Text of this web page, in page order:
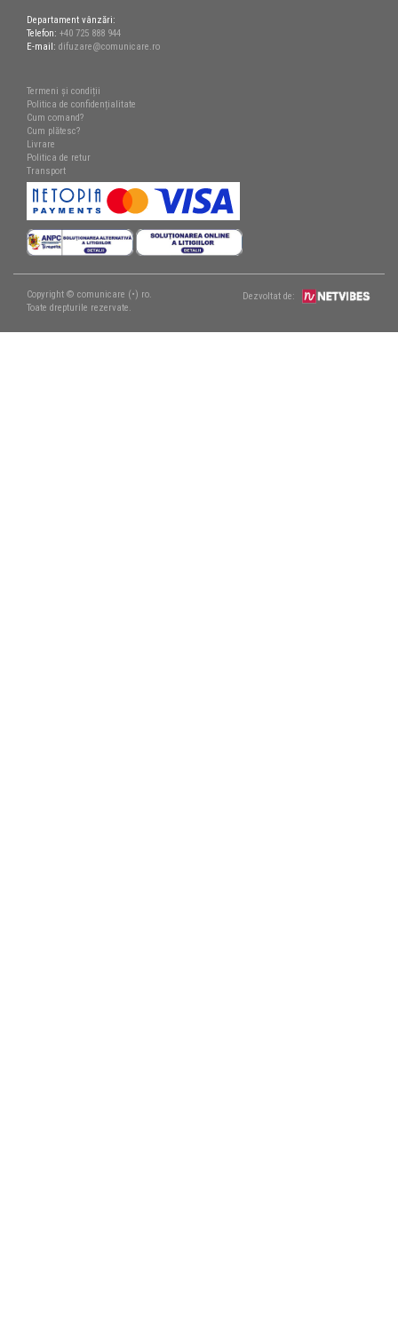
Departament vânzări:
Telefon: +40 725 888 944
E-mail: difuzare@comunicare.ro
Termeni și condiții
Politica de confidențialitate
Cum comand?
Cum plătesc?
Livrare
Politica de retur
Transport
Copyright © comunicare (•) ro.
Toate drepturile rezervate.
Dezvoltat de: